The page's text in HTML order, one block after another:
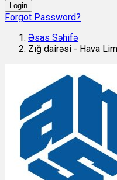
Login
Forgot Password?
Əsas Səhifə
Zığ dairəsi - Hava